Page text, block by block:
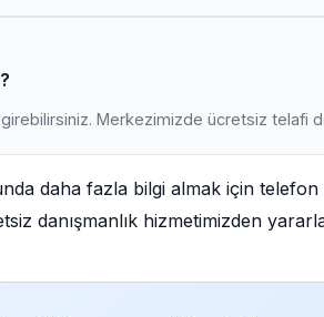
Merkezimizde ücretsiz telafi
daha fazla bilgi almak için
danışmanlık hizmetimizden